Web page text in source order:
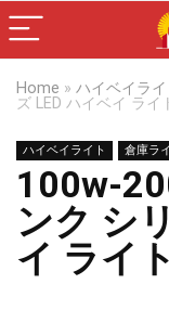
Home » ハイベイライ
ズ LED ハイベイ ライ
ハイベイライト 倉庫ラ
100w-
ンク シ
イ ライト